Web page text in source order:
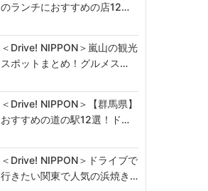
のランチにおすすめの店12…
＜Drive! NIPPON＞嵐山の観光
スポットまとめ！グルメス…
＜Drive! NIPPON＞【群馬県】
おすすめの道の駅12選！ド…
＜Drive! NIPPON＞ドライブで
行きたい関東で人気の浜焼き…